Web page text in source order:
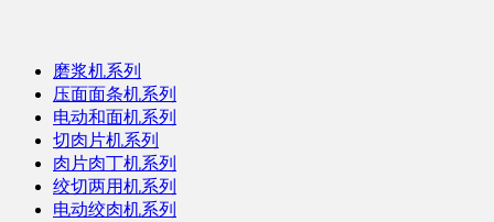
磨浆机系列
压面面条机系列
电动和面机系列
切肉片机系列
肉片肉丁机系列
绞切两用机系列
电动绞肉机系列